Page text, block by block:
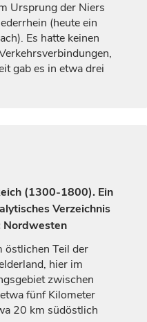
Ursprung der Niers
(heute ein
Es hatte keinen
gab es in etwa drei
(1300-1800). Ein
Verzeichnis
Nordwesten
östlichen Teil der
hier im
zwischen
fünf Kilometer
20 km südöstlich